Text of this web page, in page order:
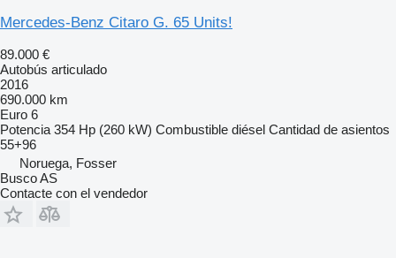
Mercedes-Benz Citaro G. 65 Units!
89.000 €
Autobús articulado
2016
690.000 km
Euro 6
Potencia 354 Hp (260 kW) Combustible diésel Cantidad de asientos
55+96
Noruega, Fosser
Busco AS
Contacte con el vendedor